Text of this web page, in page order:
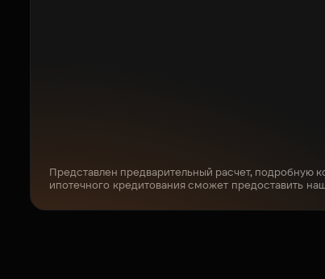
Представлен предварительный расчет, подробную
ипотечного кредитования сможет предоставить